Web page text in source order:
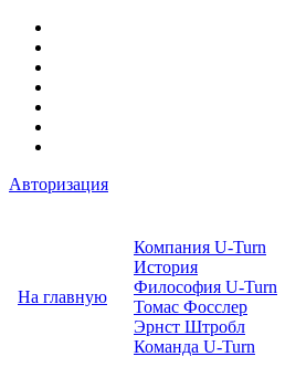
Авторизация
На главную
Компания U-Turn
История
Философия U-Turn
Томас Фосслер
Эрнст Штробл
Команда U-Turn